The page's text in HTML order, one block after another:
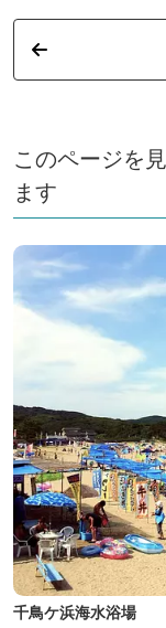
このページを
ます
千鳥ケ浜海水浴場